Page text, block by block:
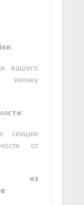
:
вашего
иконку
:
секцию
от
из
: